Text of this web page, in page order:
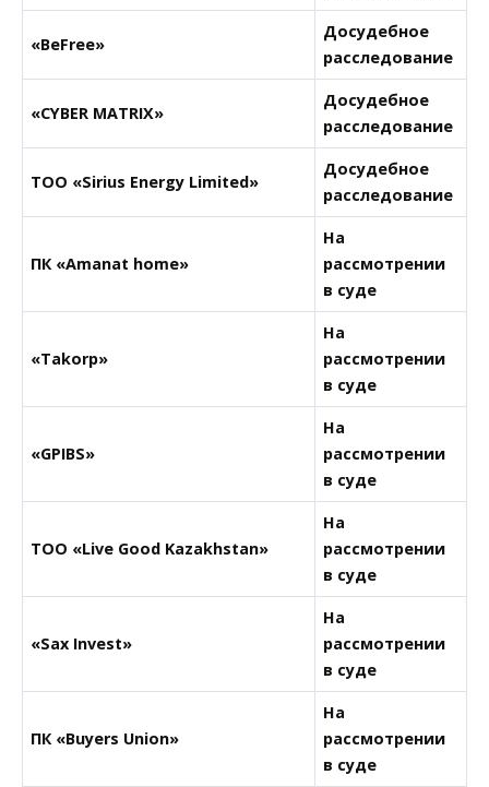
«BeFree»
Досудебное
расследование
«CYBER MATRIX»
Досудебное
расследование
ТОО «Sirius Energy Limited»
Досудебное
расследование
ПК «Amanat home»
На
рассмотрении
в суде
«Takorp»
На
рассмотрении
в суде
«GPIBS»
На
рассмотрении
в суде
ТОО «Live Good Kazakhstan»
На
рассмотрении
в суде
«Sax Invest»
На
рассмотрении
в суде
ПК «Buyers Union»
На
рассмотрении
в суде